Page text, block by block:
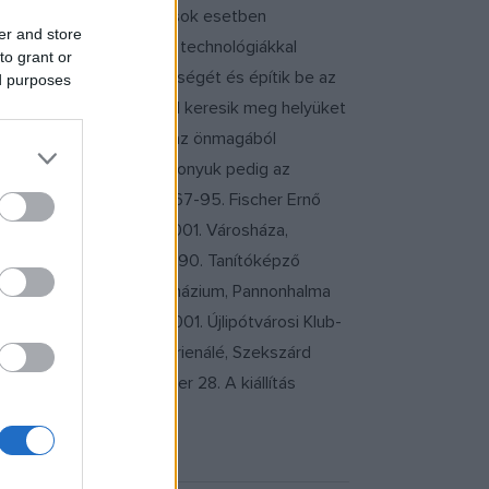
and store
grant or
purposes
értékekkel és sok esetben
amik az ipari technológiákkal
pillanatnyi tökéletességét és építik be az
redukáltságával keresik meg helyüket
szünteti meg az önmagából
egymáshoz való viszonyuk pedig az
irányításával 1967-95. Fischer Ernő
Galéria, Budafok 2001. Városháza,
kiállítások: 1990. Tanítóképző
1997. Bencés Gimnázium, Pannonhalma
Palota, Kecskemét 2001. Újlipótvárosi Klub-
2002 III. Festészeti Trienálé, Szekszárd
09. - november 28. A kiállítás